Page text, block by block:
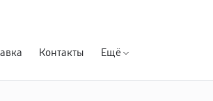
Контакты Ещё